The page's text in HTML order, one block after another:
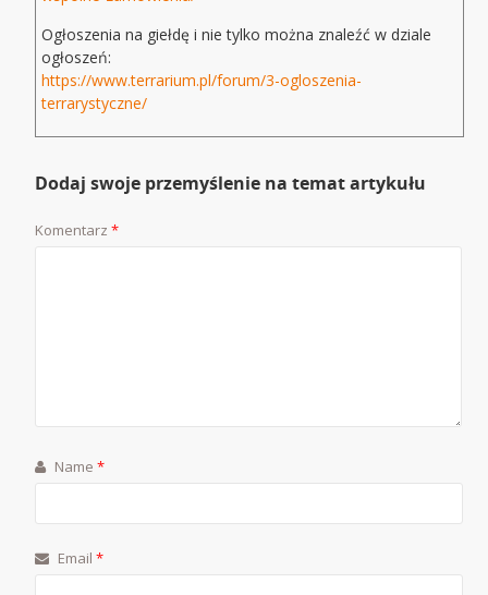
Ogłoszenia na giełdę i nie tylko można znaleźć w dziale
ogłoszeń:
https://www.terrarium.pl/forum/3-ogloszenia-
terrarystyczne/
Dodaj swoje przemyślenie na temat artykułu
Komentarz*
Name*
Email*